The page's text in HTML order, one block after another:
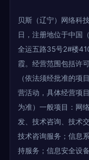
贝斯（辽宁）网络科
日，注册地位于中国
全运五路35号2#楼
霞。经营范围包括许
（依法须经批准的项
营活动，具体经营项
为准）一般项目：网
发、技术咨询、技术
技术咨询服务；信息
持服务；信息安全设